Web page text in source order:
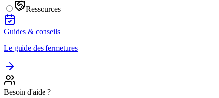
Ressources
Guides & conseils
Le guide des fermetures
Besoin d'aide ?